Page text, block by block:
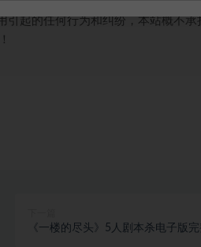
引起的任何行为和纠纷，本站概不承
《一楼的尽头》5人剧本杀电子版